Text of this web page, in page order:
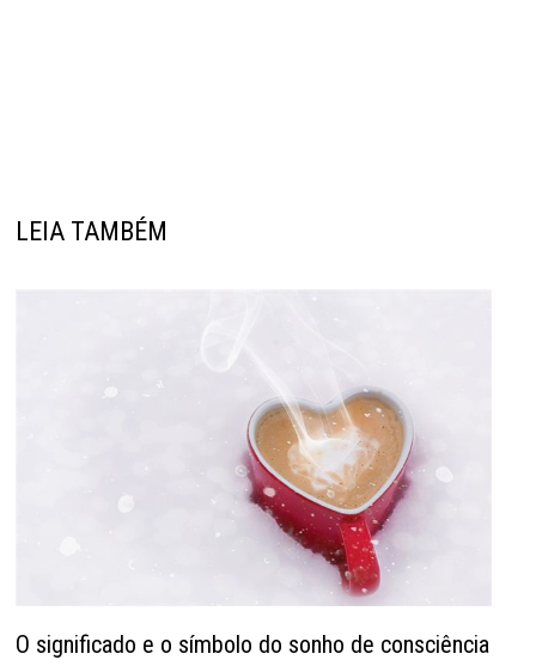
LEIA TAMBÉM
O significado e o símbolo do sonho de consciência